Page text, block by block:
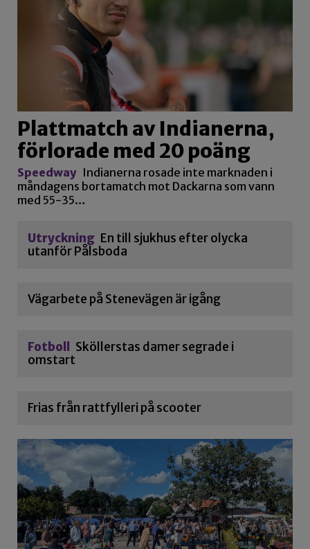
Plattmatch av Indianerna,
förlorade med 20 poäng
Speedway Indianerna rosade inte marknaden i
måndagens bortamatch mot Dackarna som vann
med 55-35…
Utryckning En till sjukhus efter olycka
utanför Pålsboda
Vägarbete på Stenevägen är igång
Fotboll
Sköllerstas damer segrade i
omstart
Frias från rattfylleri på scooter